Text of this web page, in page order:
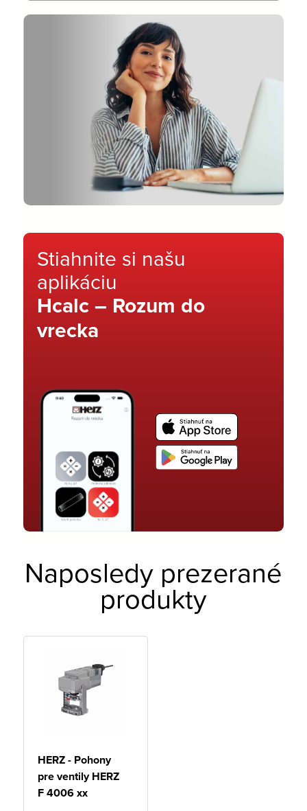
Stiahnite si našu
aplikáciu
Hcalc – Rozum do
vrecka
Naposledy prezerané
produkty
HERZ - Pohony
pre ventily HERZ
F 4006 xx